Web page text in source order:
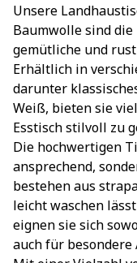
Unsere
Baumwolle sind
gemütliche und
Erhältlich in
darunter
Weiß, bieten sie
Esstisch stilvoll zu
Die hochwertigen
ansprechend,
bestehen aus
leicht waschen
eignen sie sich
auch für besondere